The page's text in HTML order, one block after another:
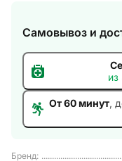
Бренд:
Самовывоз и
из
От 60 минут,